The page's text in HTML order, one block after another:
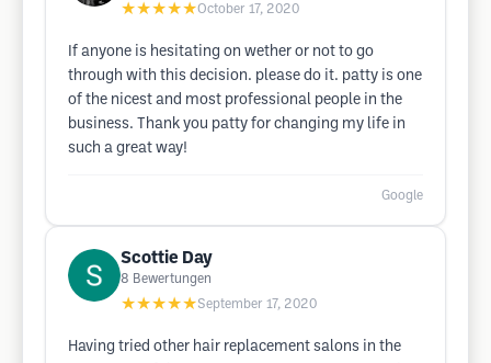
★★★★★October 17, 2020
If anyone is hesitating on wether or not to go
through with this decision. please do it. patty is one
of the nicest and most professional people in the
business. Thank you patty for changing my life in
such a great way!
Google
Scottie Day
8 Bewertungen
★★★★★September 17, 2020
Having tried other hair replacement salons in the